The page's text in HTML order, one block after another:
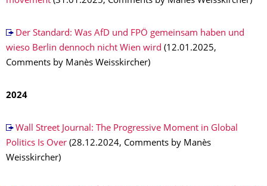
Der Standard: Was AfD und FPÖ gemeinsam haben und
wieso Berlin dennoch nicht Wien wird (12.01.2025,
Comments by Manès Weisskircher)
2024
Wall Street Journal: The Progressive Moment in Global
Politics Is Over (28.12.2024, Comments by Manès
Weisskircher)